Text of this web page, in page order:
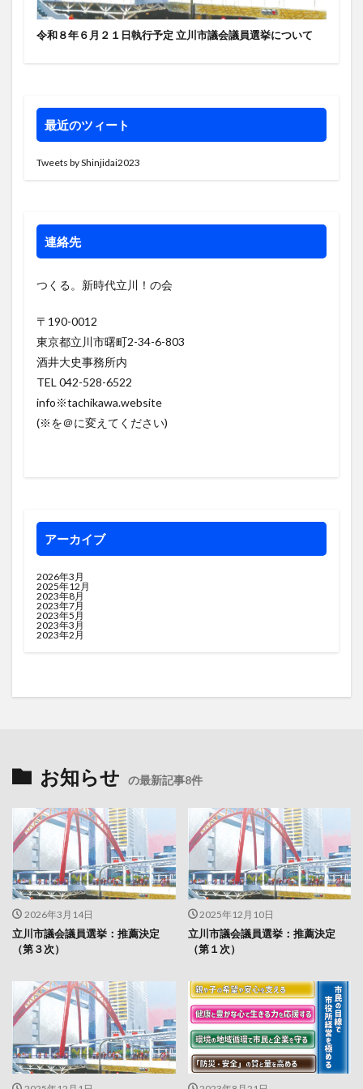
令和８年６月２１日執行予定 立川市議会議員選挙について
最近のツィート
Tweets by Shinjidai2023
連絡先
つくる。新時代立川！の会
〒190-0012
東京都立川市曙町2-34-6-803
酒井大史事務所内
TEL 042-528-6522
info※tachikawa.website
(※を＠に変えてください)
アーカイブ
2026年3月
2025年12月
2023年8月
2023年7月
2023年5月
2023年3月
2023年2月
お知らせ の最新記事8件
2026年3月14日
立川市議会議員選挙：推薦決定
（第３次）
2025年12月10日
立川市議会議員選挙：推薦決定
（第１次）